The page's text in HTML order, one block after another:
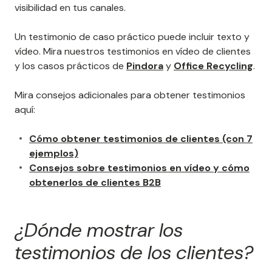
visibilidad en tus canales.
Un testimonio de caso práctico puede incluir texto y
vídeo. Mira nuestros testimonios en vídeo de clientes
y los casos prácticos de Pindoray Office Recycling.
Mira consejos adicionales para obtener testimonios
aquí:
Cómo obtener testimonios de clientes (con 7
ejemplos)
Consejos sobre testimonios en vídeo y cómo
obtenerlos de clientes B2B
¿Dónde mostrar los
testimonios de los clientes?